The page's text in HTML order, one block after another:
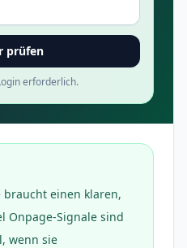
prüfen
erforderlich.
braucht einen klaren,
Onpage-Signale sind
wenn sie